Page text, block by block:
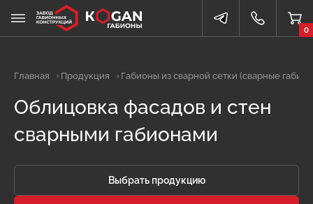
0
Главная Продукция Габионы из сварной сетки (сварные
Облицовка фасадов и стен
сварными габионами
Выбрать продукцию